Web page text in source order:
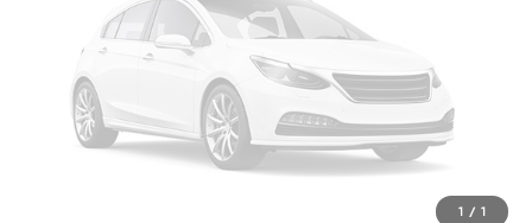
1 / 1